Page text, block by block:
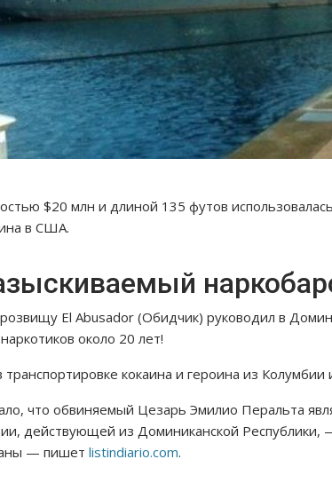
$20 млн и длиной 135 футов
в США.
El Abusador (Обидчик) руководил в
около 20 лет!
транспортировке кокаина и героина из
что обвиняемый Цезарь Эмилио Перальта
действующей из Доминиканской Республики,
— пишет listindiario.com.